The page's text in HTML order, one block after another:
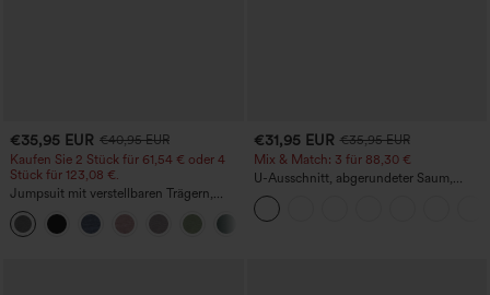
€35,95 EUR €40,95 EUR
Kaufen Sie 2 Stück für 61,54 € oder 4
Stück für 123,08 €.
Jumpsuit mit verstellbaren Trägern,
gerafftem Detail, weitem Bein und
meliertem Stoff, lässig, mit Taschen -
Easy Peezy
€31,95 EUR €35,95 EUR
Mix & Match: 3 für 88,30 €
U-Ausschnitt, abgerundeter Saum,
InstantCool Yoga-Trägertop – UPF50+